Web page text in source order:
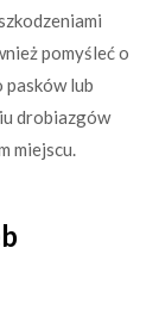
pomyśleć o
pasków lub
drobiazgów
miejscu.